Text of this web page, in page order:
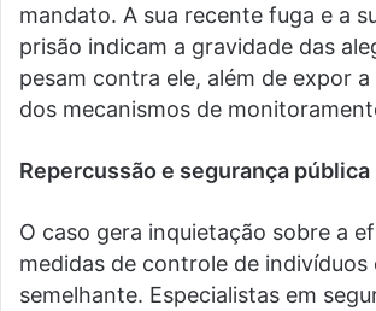
mandato. A sua recente fuga e a
prisão indicam a gravidade das
pesam contra ele, além de expor
dos mecanismos de
Repercussão e segurança pública
O caso gera inquietação sobre a
medidas de controle de indivíduos
semelhante. Especialistas em